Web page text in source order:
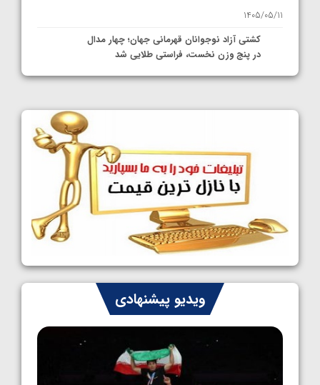
1405/05/11
کشتی آزاد نوجوانان قهرمانی جهان؛ چهار مدال
در پنج وزن نخست، فراستی طلایی شد
1405/05/11
کشتی آزاد نوجوانان جهان؛ رقبای نمایندگان
ایران مشخص شدند
1405/05/08
کشتی فرنگی نوجوانان جهان؛ سکوی تیمی
سوم برای ایران
1405/05/07
ایران چشم به راه چهار مدال در پنج وزن دوم
کشتی فرنگی نوجوانان جهان
1405/05/06
ویدیو پیشنهادی